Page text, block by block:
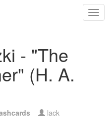
- "The
(H. A.
lack